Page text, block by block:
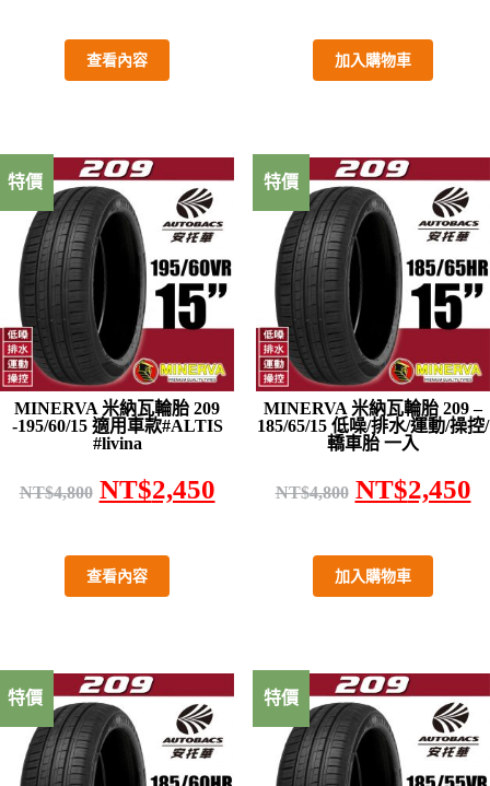
查看內容 加入購物車
特價
MINERVA 米納瓦輪胎 209
-195/60/15 適用車款#ALTIS
#livina
NT$4,800 NT$2,450
查看內容
特價
MINERVA 米納瓦輪胎 209 –
185/65/15 低噪/排水/運動/操控/
轎車胎 一入
NT$4,800 NT$2,450
加入購物車
特價 特價